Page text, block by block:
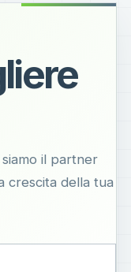
il partner
crescita della tua